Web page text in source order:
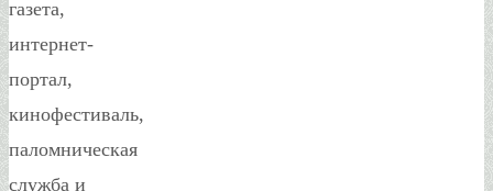
газета,
интернет-
портал,
кинофестиваль,
паломническая
служба и